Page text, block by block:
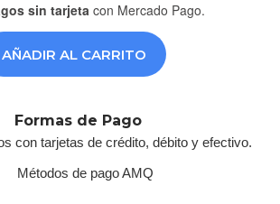
sin tarjetacon Mercado Pago.
AÑADIR AL CARRITO
Formas de Pago
con tarjetas de crédito, débito y efectivo.